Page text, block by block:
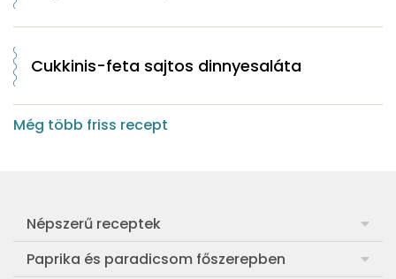
Cukkinis-feta sajtos dinnyesaláta
Még több friss recept
Népszerű receptek
Frankfurti leves
Paprika és paradicsom főszerepben